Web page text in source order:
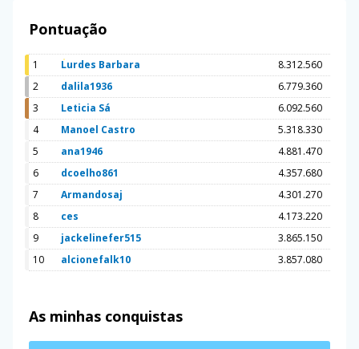
Pontuação
1 Lurdes Barbara
8.312.560
2
dalila1936
6.779.360
3
Leticia Sá
6.092.560
4
Manoel Castro
5.318.330
5
ana1946
4.881.470
6
dcoelho861
4.357.680
7
Armandosaj
4.301.270
8
ces
4.173.220
9
jackelinefer515
3.865.150
10
alcionefalk10 3.857.080
As minhas conquistas